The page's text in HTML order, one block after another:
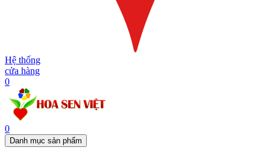
Hệ thống
cửa hàng
0
0
Danh mục sản phẩm